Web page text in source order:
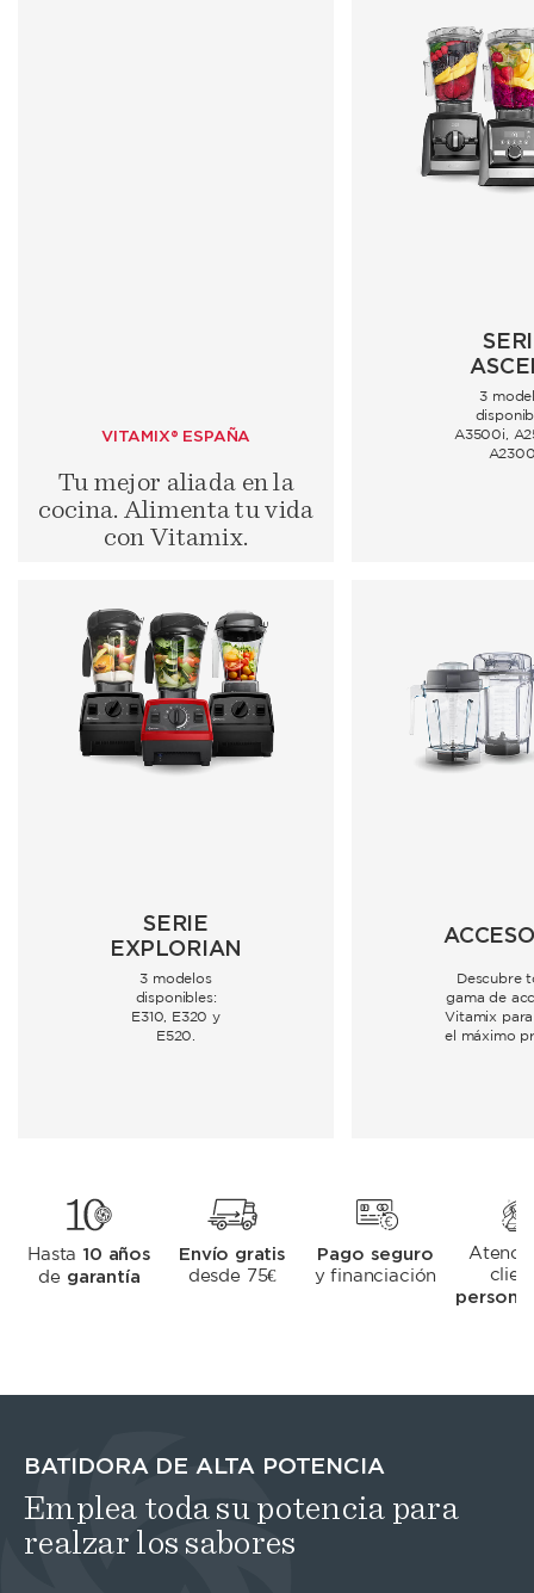
VITAMIX® ESPAÑA
Tu mejor aliada en la
cocina. Alimenta tu vida
con Vitamix.
3
A3500i,
SERIE
EXPLORIAN
3 modelos
disponibles:
E310, E320 y
E520.
Descubre
gama de
Vitamix
el máximo
Hasta 10 años
de garantía
Envío gratis
desde 75€
Pago seguro
y financiación
BATIDORA DE ALTA POTENCIA
Emplea toda su potencia para
realzar los sabores